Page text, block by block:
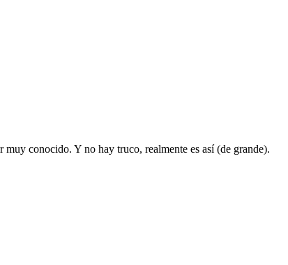
muy conocido. Y no hay truco, realmente es así (de grande).